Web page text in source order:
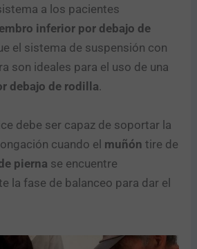
a los pacientes
inferior por debajo de
el sistema de suspensión con
son ideales para el uso de una
debajo de rodilla.
debe ser capaz de soportar la
cuando el muñón tire de
pierna se encuentre
la fase de balanceo para dar el